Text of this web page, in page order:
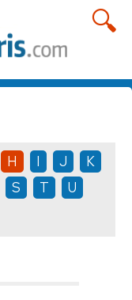
H I J
K
S T
U